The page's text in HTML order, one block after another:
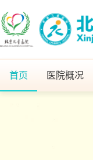
首页 医院概况